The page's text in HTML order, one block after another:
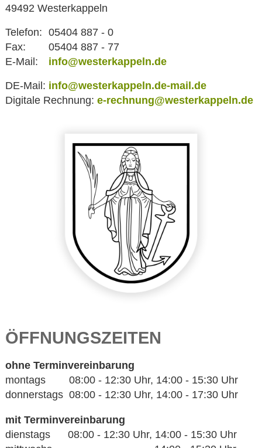
49492 Westerkappeln
Telefon: 05404 887 - 0
Fax:
05404 887 - 77
E-Mail:
info@westerkappeln.de
DE-Mail: info@westerkappeln.de-mail.de
Digitale Rechnung: e-rechnung@westerkappeln.de
ÖFFNUNGSZEITEN
ohne Terminvereinbarung
montags 08:00 - 12:30 Uhr, 14:00 - 15:30 Uhr
donnerstags 08:00 - 12:30 Uhr, 14:00 - 17:30 Uhr
mit Terminvereinbarung
dienstags 08:00 - 12:30 Uhr, 14:00 - 15:30 Uhr